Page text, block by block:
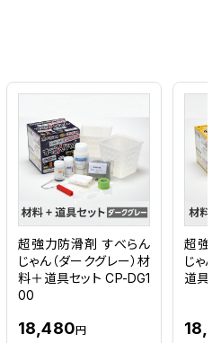
超強力防滑剤 すべらん
じゃん（ダークグレー）材
料＋道具セット CP-DG1
00
18,480円
超強
じゃ
道具